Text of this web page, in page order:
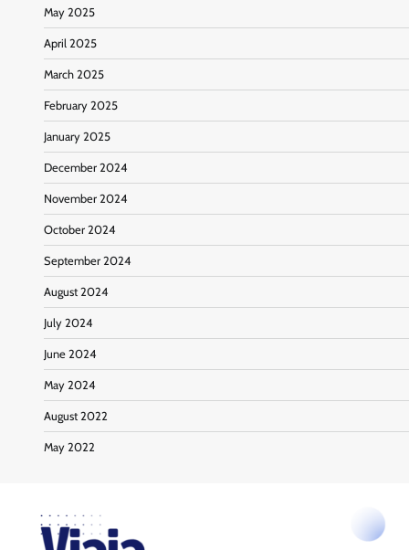
May 2025
April 2025
March 2025
February 2025
January 2025
December 2024
November 2024
October 2024
September 2024
August 2024
July 2024
June 2024
May 2024
August 2022
May 2022